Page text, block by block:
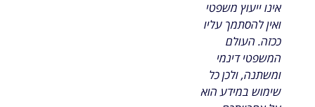
אינו ייעוץ משפטי
ואין להסתמך עליו
ככזה. העולם
המשפטי דינמי
ומשתנה, ולכן כל
שימוש במידע הוא